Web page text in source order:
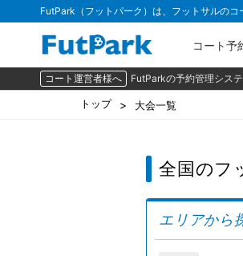
FutPark（フットパーク）は、フットサルの
コート予
コート運営者様へ FutParkの予約管理シス
トップ 大会一覧
全国のフ
エリアから